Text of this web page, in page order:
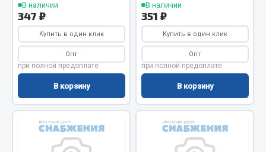
Весь раздел
Кольца уплотнительные
Лента конвейерная
Манжеты
Паронит
Патрубки
В наличии
347 ₽
Купить в один клик
Опт
при полной предоплате
В корзину
В наличии
351 ₽
Купить в один клик
Опт
при полной предоплате
В корзину